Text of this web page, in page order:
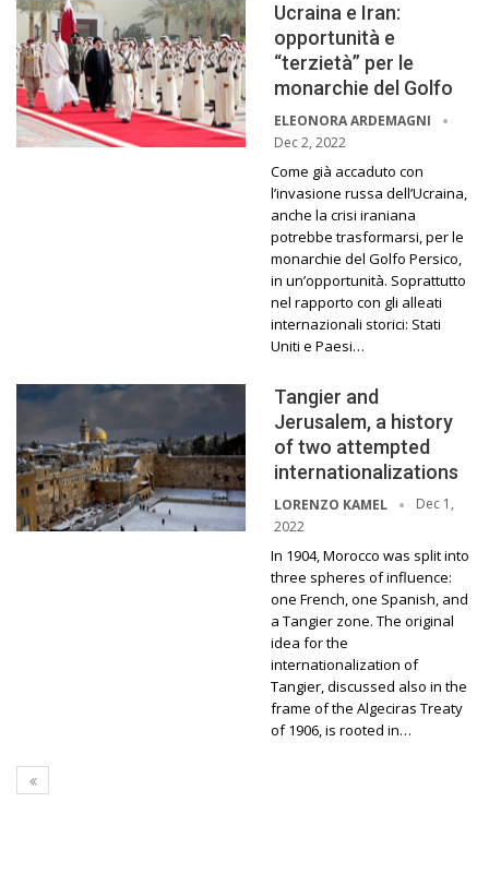
Ucraina e Iran:
opportunità e
“terzietà” per le
monarchie del Golfo
ELEONORA ARDEMAGNI
Dec 2, 2022
Come già accaduto con
l’invasione russa dell’Ucraina,
anche la crisi iraniana
potrebbe trasformarsi, per le
monarchie del Golfo Persico,
in un’opportunità. Soprattutto
nel rapporto con gli alleati
internazionali storici: Stati
Uniti e Paesi…
Tangier and
Jerusalem, a history
of two attempted
internationalizations
LORENZO KAMEL
Dec 1,
2022
In 1904, Morocco was split into
three spheres of influence:
one French, one Spanish, and
a Tangier zone. The original
idea for the
internationalization of
Tangier, discussed also in the
frame of the Algeciras Treaty
of 1906, is rooted in…